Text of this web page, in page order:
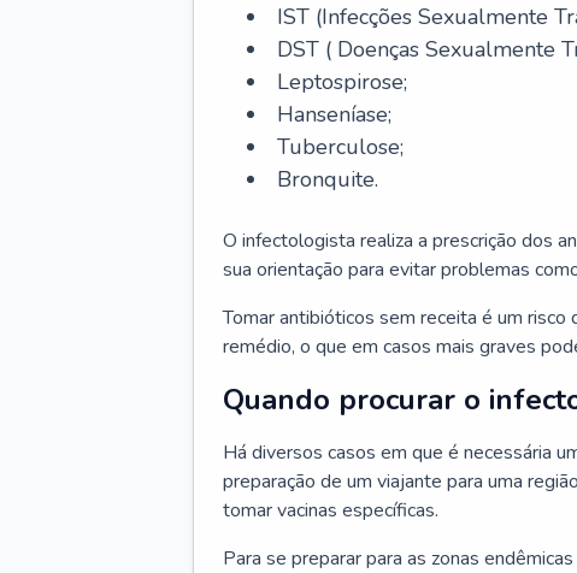
IST (Infecções Sexualmente
DST ( Doenças Sexualmente
Leptospirose;
Hanseníase;
Tuberculose;
Bronquite.
O infectologista realiza a prescrição dos
sua orientação para evitar problemas
Tomar antibióticos sem receita é um
remédio, o que em casos mais graves
Quando procurar o
Há diversos casos em que é necessária
preparação de um viajante para uma
tomar vacinas específicas.
Para se preparar para as zonas